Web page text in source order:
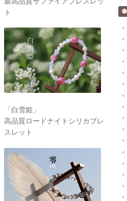
ト
「白雪姫」
高品質ロードナイトシリカブレ
スレット